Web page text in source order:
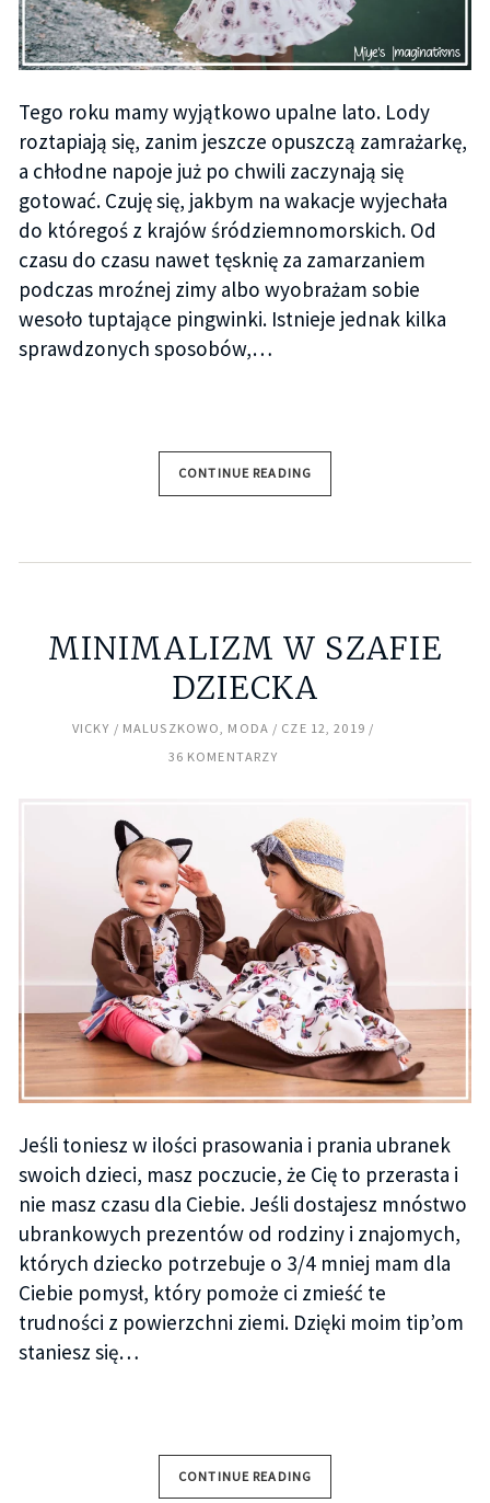
Tego roku mamy wyjątkowo upalne lato. Lody
roztapiają się, zanim jeszcze opuszczą zamrażarkę,
a chłodne napoje już po chwili zaczynają się
gotować. Czuję się, jakbym na wakacje wyjechała
do któregoś z krajów śródziemnomorskich. Od
czasu do czasu nawet tęsknię za zamarzaniem
podczas mroźnej zimy albo wyobrażam sobie
wesoło tuptające pingwinki. Istnieje jednak kilka
sprawdzonych sposobów,…
CONTINUE READING
MINIMALIZM W SZAFIE
DZIECKA
VICKY MALUSZKOWO MODA
CZE 12, 2019
36 KOMENTARZY
Jeśli toniesz w ilości prasowania i prania ubranek
swoich dzieci, masz poczucie, że Cię to przerasta i
nie masz czasu dla Ciebie. Jeśli dostajesz mnóstwo
ubrankowych prezentów od rodziny i znajomych,
których dziecko potrzebuje o 3/4 mniej mam dla
Ciebie pomysł, który pomoże ci zmieść te
trudności z powierzchni ziemi. Dzięki moim tip’om
staniesz się…
CONTINUE READING